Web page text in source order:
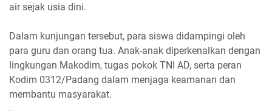
air sejak usia dini.
Dalam kunjungan tersebut, para siswa didampingi oleh
para guru dan orang tua. Anak-anak diperkenalkan dengan
lingkungan Makodim, tugas pokok TNI AD, serta peran
Kodim 0312/Padang dalam menjaga keamanan dan
membantu masyarakat.